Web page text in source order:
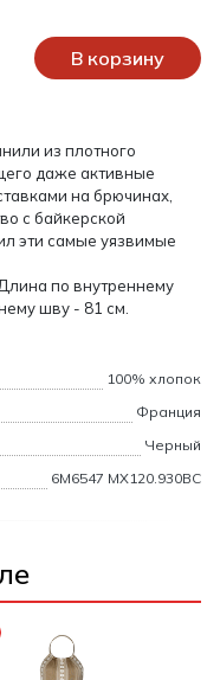
В корзину
из плотного
даже активные
на брючинах,
с байкерской
эти самые уязвимые
по внутреннему
шву - 81 см.
100% хлопок
Франция
Черный
6M6547 MX120.930BC